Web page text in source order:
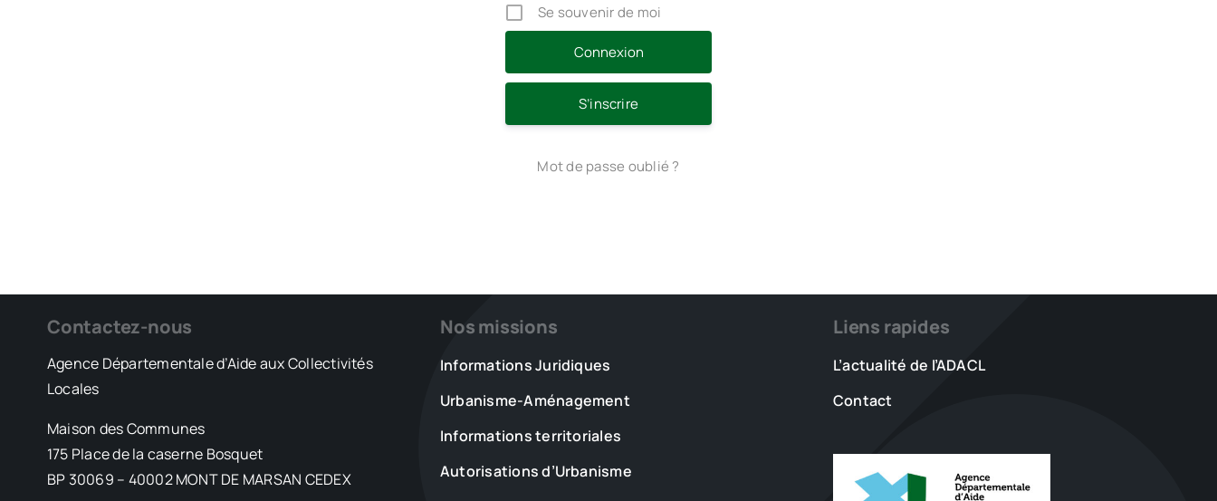
Se souvenir de moi
S’inscrire
Mot de passe oublié ?
Contactez-nous
Agence Départementale d’Aide aux Collectivités
Locales
Maison des Communes
175 Place de la caserne Bosquet
BP 30069 – 40002 MONT DE MARSAN CEDEX
Nos missions
Informations Juridiques
Urbanisme-Aménagement
Informations territoriales
Autorisations d’Urbanisme
Liens rapides
L’actualité de l’ADACL
Contact